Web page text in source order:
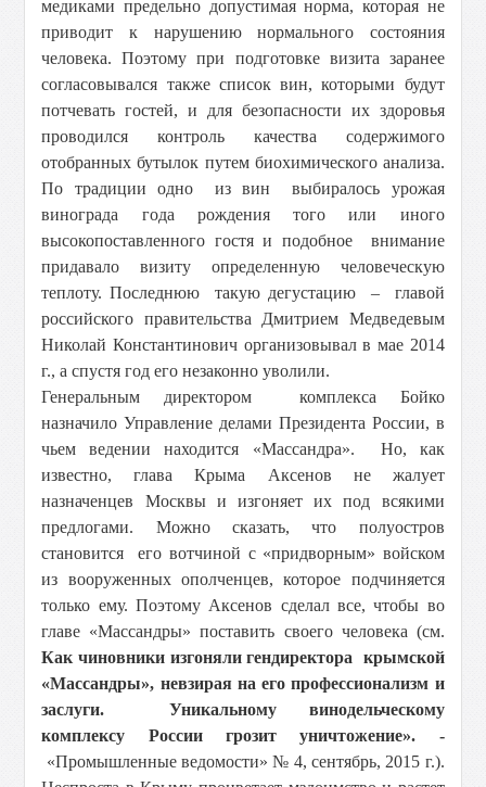
медиками предельно допустимая норма, которая не
приводит к нарушению нормального состояния
человека. Поэтому при подготовке визита заранее
согласовывался также список вин, которыми будут
потчевать гостей, и для безопасности их здоровья
проводился контроль качества содержимого
отобранных бутылок путем биохимического анализа.
По традиции одно из вин выбиралось урожая
винограда года рождения того или иного
высокопоставленного гостя и подобное внимание
придавало визиту определенную человеческую
теплоту. Последнюю такую дегустацию – главой
российского правительства Дмитрием Медведевым
Николай Константинович организовывал в мае 2014
г., а спустя год его незаконно уволили.
Генеральным директором комплекса Бойко
назначило Управление делами Президента России, в
чьем ведении находится «Массандра». Но, как
известно, глава Крыма Аксенов не жалует
назначенцев Москвы и изгоняет их под всякими
предлогами. Можно сказать, что полуостров
становится его вотчиной с «придворным» войском
из вооруженных ополченцев, которое подчиняется
только ему. Поэтому Аксенов сделал все, чтобы во
главе «Массандры» поставить своего человека (см.
Как чиновники изгоняли гендиректора крымской
«Массандры», невзирая на его профессионализм и
заслуги. Уникальному винодельческому
комплексу России грозит уничтожение». -
«Промышленные ведомости» № 4, сентябрь, 2015 г.).